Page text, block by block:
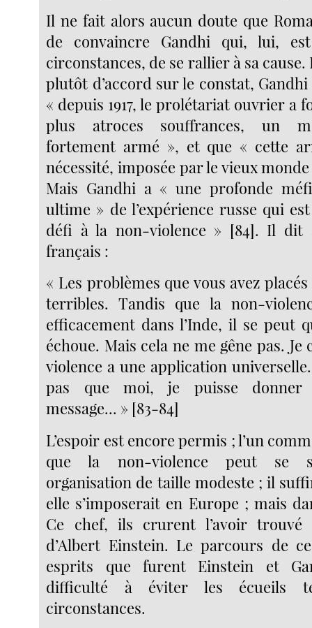
Il ne fait alors aucun doute que
de convaincre Gandhi qui, lui,
circonstances, de se rallier à sa cause.
plutôt d’accord sur le constat,
« depuis 1917, le prolétariat ouvrier a
plus atroces souffrances, un
fortement armé », et que « cette
nécessité, imposée par le vieux monde
Mais Gandhi a « une profonde
ultime » de l’expérience russe qui
défi à la non-violence » [84]. Il dit
français :
« Les problèmes que vous avez
terribles. Tandis que la non-
efficacement dans l’Inde, il se peut
échoue. Mais cela ne me gêne pas.
violence a une application
pas que moi, je puisse donner
message... » [83-84]
L’espoir est encore permis ; l’un
que la non-violence peut se
organisation de taille modeste ; il
elle s’imposerait en Europe ; mais
Ce chef, ils crurent l’avoir trouvé
d’Albert Einstein. Le parcours de
esprits que furent Einstein et
difficulté à éviter les écueils
circonstances.